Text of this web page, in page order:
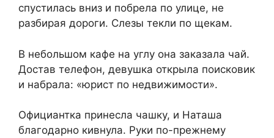
спустилась вниз и побрела по улице, не
разбирая дороги. Слезы текли по щекам.
В небольшом кафе на углу она заказала чай.
Достав телефон, девушка открыла поисковик
и набрала: «юрист по недвижимости».
Официантка принесла чашку, и Наташа
благодарно кивнула. Руки по-прежнему